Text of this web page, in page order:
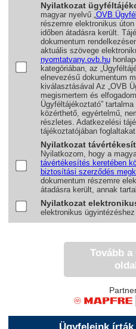
Nyilatkozat
magyar nyelvű „ OVB
részemre elektronikus
időben átadásra került.
dokumentum
aktuális szövege
nyomtatvany.ovb.hu
kategóriában, az
elnevezésű dokumentum
kiválasztásával Az „OVB
megismertem és
Ügyféltájékoztató”
közérthető, egyértelmű,
részletes. Adatkezelési
tájékoztatójában
Nyilatkozat
Nyilatkozom, hogy a
távértékesítés keretében
biztosítási szerződés
dokumentum részemre
átadásra került, annak
Nyilatkozat
elektronikus ügyintézéshez
Tovább